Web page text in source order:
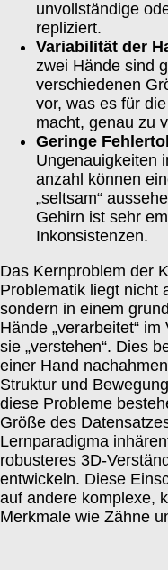
unvollständige
repliziert.
Variabilität der
zwei Hände sind
verschiedenen
vor, was es für
macht, genau zu
Geringe
Ungenauigkeiten
anzahl können
„seltsam“
Gehirn ist sehr
Inkonsistenzen.
Das Kernproblem der
Problematik liegt nicht
sondern in einem
Hände „verarbeitet“
sie „verstehen“. Dies
einer Hand
Struktur und
diese Probleme
Größe des
Lernparadigma
robusteres 3D-
entwickeln. Diese
auf andere komplexe,
Merkmale wie Zähne